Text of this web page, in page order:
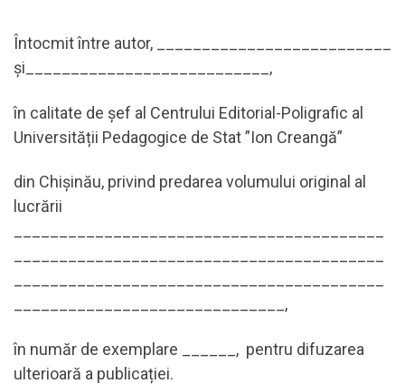
Întocmit între autor, __________________________
şi___________________________,
în calitate de şef al Centrului Editorial-Poligrafic al
Universității Pedagogice de Stat ”Ion Creangă”
din Chișinău, privind predarea volumului original al
lucrării
______________________________,
în număr de exemplare ______, pentru difuzarea
ulterioară a publicației.